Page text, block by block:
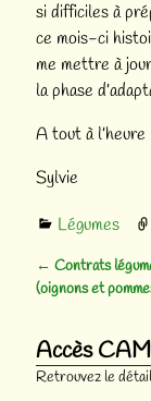
si difficiles à
ce mois-ci
me mettre à
la phase
A tout à l’heure
Sylvie
Légumes
Navigation
← Contrats
(oignons et
Accès
Retrouvez le